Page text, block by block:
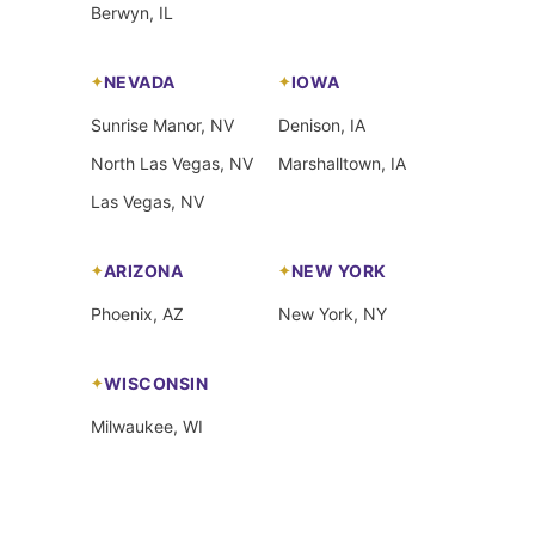
Berwyn, IL
NEVADA
Sunrise Manor, NV
North Las Vegas, NV
Las Vegas, NV
IOWA
Denison, IA
Marshalltown, IA
ARIZONA
Phoenix, AZ
NEW YORK
New York, NY
WISCONSIN
Milwaukee, WI